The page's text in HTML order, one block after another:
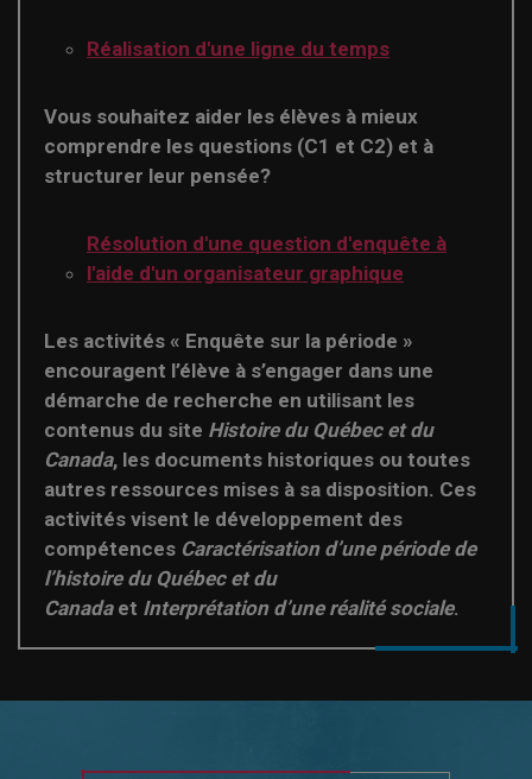
Réalisation d'une ligne du temps
Vous souhaitez aider les élèves à mieux
comprendre les questions (C1 et C2) et à
structurer leur pensée?
Résolution d'une question d'enquête à
l'aide d'un organisateur graphique
Les activités « Enquête sur la période »
encouragent l’élève à s’engager dans une
démarche de recherche en utilisant les
contenus du site Histoire du Québec et du
Canada, les documents historiques ou toutes
autres ressources mises à sa disposition. Ces
activités visent le développement des
compétences Caractérisation d’une période de
l’histoire du Québec et du
Canadaet Interprétation d’une réalité sociale.